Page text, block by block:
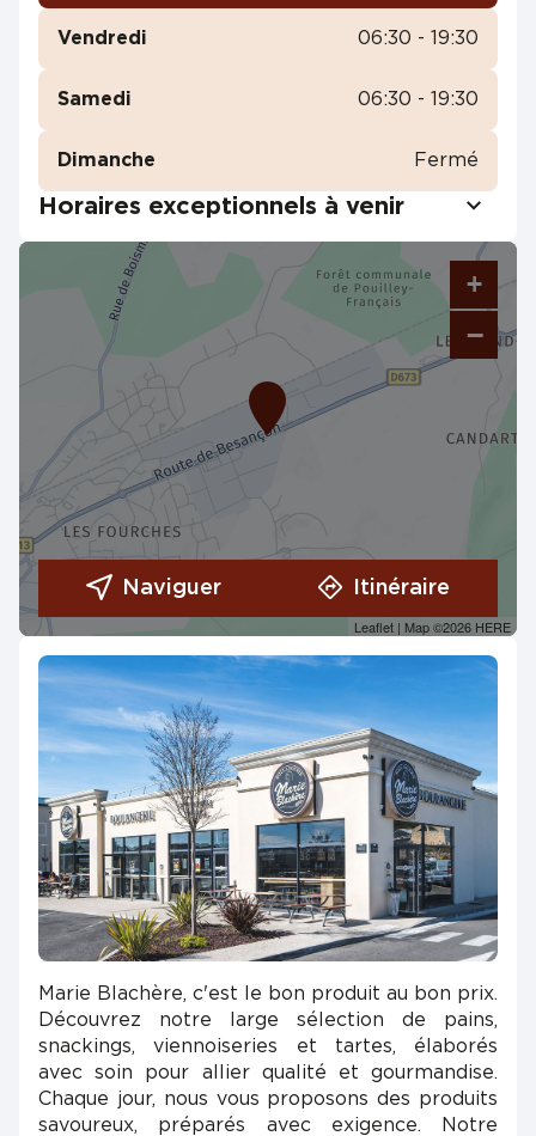
Vendredi 06:30 - 19:30
Samedi 06:30 - 19:30
Dimanche Fermé
Horaires exceptionnels à venir
+
−
Leaflet | Map ©2026 HERE
Naviguer Itinéraire
Marie Blachère, c'est le bon produit au bon prix.
Découvrez notre large sélection de pains,
snackings, viennoiseries et tartes, élaborés
avec soin pour allier qualité et gourmandise.
Chaque jour, nous vous proposons des produits
savoureux, préparés avec exigence. Notre